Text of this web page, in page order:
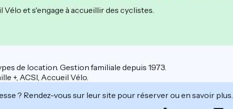
Vélo et s'engage à accueillir des cyclistes.
de location. Gestion familiale depuis 1973.
+, ACSI, Accueil Vélo.
? Rendez-vous sur leur site pour réserver ou en savoir plus.